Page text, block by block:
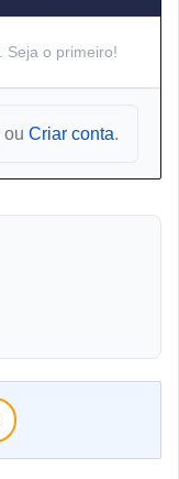
Seja o primeiro!
ou Criar conta.